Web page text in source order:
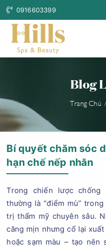
0916603399
Blog
Trang Chủ
Bí quyết chăm sóc
hạn chế nếp nhăn
Trong chiến lược
thường là “điểm mù”
trị thẩm mỹ chuyên sâu.
căng mịn nhưng cổ lại
hoặc sạm màu – tạo